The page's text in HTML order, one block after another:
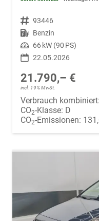
Fahrzeugnr. 93446
Kraftstoff Benzin
Leistung 66 kW (90 PS)
22.05.2026
21.790,– €
incl. 19% MwSt.
Verbrauch kombiniert:
CO2-Klasse: D
CO2-Emissionen: